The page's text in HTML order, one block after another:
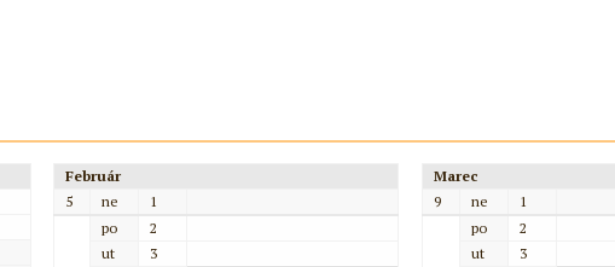
Február
5
ne 1
po
2
ut
3
Marec
9
ne 1
po
2
ut
3